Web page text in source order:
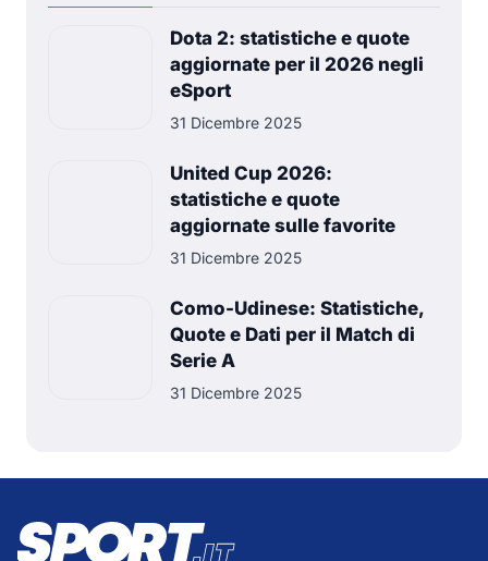
Dota 2: statistiche e quote
aggiornate per il 2026 negli
eSport
31 Dicembre 2025
United Cup 2026:
statistiche e quote
aggiornate sulle favorite
31 Dicembre 2025
Como-Udinese: Statistiche,
Quote e Dati per il Match di
Serie A
31 Dicembre 2025